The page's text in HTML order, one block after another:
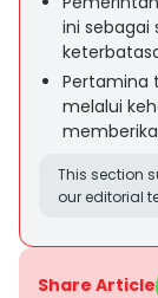
ini sebagai
Pertamina
melalui
This section
our editorial
Share Article